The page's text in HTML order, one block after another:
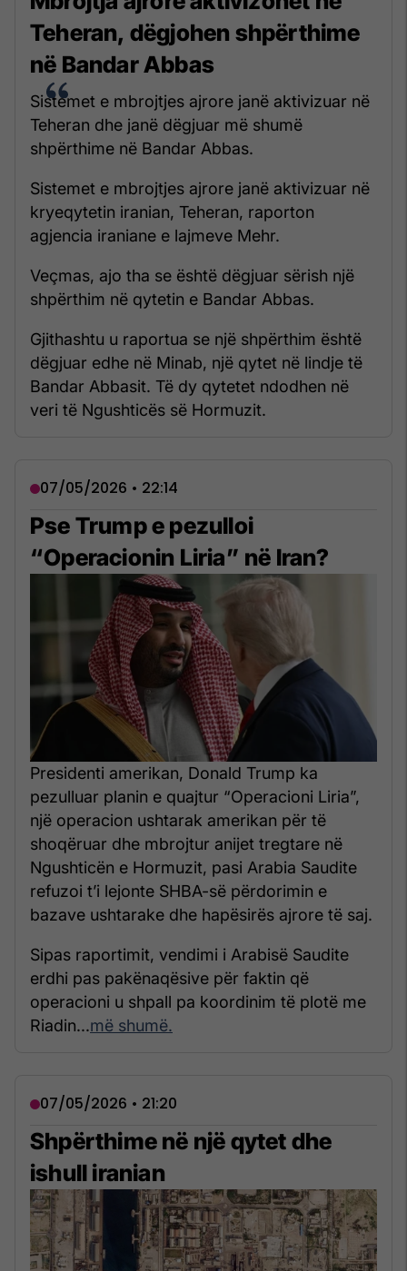
Teheran, dëgjohen shpërthime
në Bandar Abbas
Sistemet e mbrojtjes ajrore janë aktivizuar në
Teheran dhe janë dëgjuar më shumë
shpërthime në Bandar Abbas.
Sistemet e mbrojtjes ajrore janë aktivizuar në
kryeqytetin iranian, Teheran, raporton
agjencia iraniane e lajmeve Mehr.
Veçmas, ajo tha se është dëgjuar sërish një
shpërthim në qytetin e Bandar Abbas.
Gjithashtu u raportua se një shpërthim është
dëgjuar edhe në Minab, një qytet në lindje të
Bandar Abbasit. Të dy qytetet ndodhen në
veri të Ngushticës së Hormuzit.
07/05/2026 • 22:14
Pse Trump e pezulloi
“Operacionin Liria” në Iran?
Presidenti amerikan, Donald Trump ka
pezulluar planin e quajtur “Operacioni Liria”,
një operacion ushtarak amerikan për të
shoqëruar dhe mbrojtur anijet tregtare në
Ngushticën e Hormuzit, pasi Arabia Saudite
refuzoi t’i lejonte SHBA-së përdorimin e
bazave ushtarake dhe hapësirës ajrore të saj.
Sipas raportimit, vendimi i Arabisë Saudite
erdhi pas pakënaqësive për faktin që
operacioni u shpall pa koordinim të plotë me
Riadin...më shumë.
07/05/2026 • 21:20
Shpërthime në një qytet dhe
ishull iranian